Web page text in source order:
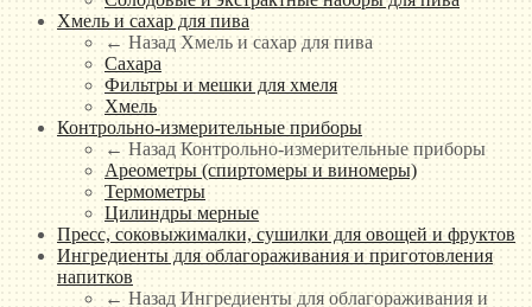
Хмель и сахар для пива
← Назад Хмель и сахар для пива
Сахара
Фильтры и мешки для хмеля
Хмель
Контрольно-измерительные приборы
← Назад Контрольно-измерительные приборы
Ареометры (спиртомеры и виномеры)
Термометры
Цилиндры мерные
Пресс, соковыжималки, сушилки для овощей и фруктов
Ингредиенты для облагораживания и приготовления
напитков
← Назад Ингредиенты для облагораживания и